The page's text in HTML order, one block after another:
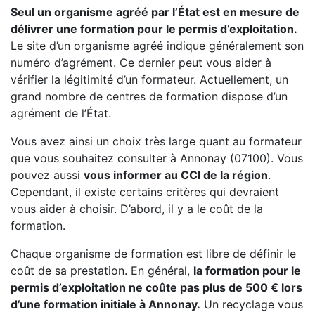
Seul un organisme agréé par l’État est en mesure de
délivrer une formation pour le permis d’exploitation.
Le site d’un organisme agréé indique généralement son
numéro d’agrément. Ce dernier peut vous aider à
vérifier la légitimité d’un formateur. Actuellement, un
grand nombre de centres de formation dispose d’un
agrément de l’État.
Vous avez ainsi un choix très large quant au formateur
que vous souhaitez consulter à Annonay (07100). Vous
pouvez aussi vous informer au CCI de la région.
Cependant, il existe certains critères qui devraient
vous aider à choisir. D’abord, il y a le coût de la
formation.
Chaque organisme de formation est libre de définir le
coût de sa prestation. En général, la formation pour le
permis d’exploitation ne coûte pas plus de 500 € lors
d’une formation initiale à Annonay. Un recyclage vous